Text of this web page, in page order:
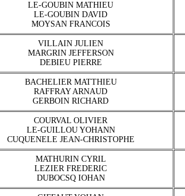
LE-GOUBIN MATHIEU
LE-GOUBIN DAVID
MOYSAN FRANCOIS
VILLAIN JULIEN
MARGRIN JEFFERSON
DEBIEU PIERRE
BACHELIER MATTHIEU
RAFFRAY ARNAUD
GERBOIN RICHARD
COURVAL OLIVIER
LE-GUILLOU YOHANN
CUQUENELE JEAN-CHRISTOPHE
MATHURIN CYRIL
LEZIER FREDERIC
DUBOCSQ IOHAN